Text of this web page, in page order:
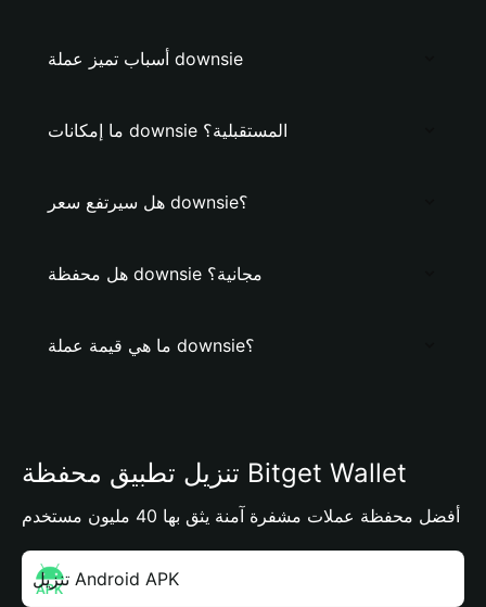
أسباب تميز عملة downsie
ما إمكانات downsie المستقبلية؟
هل سيرتفع سعر downsie؟
هل محفظة downsie مجانية؟
ما هي قيمة عملة downsie؟
تنزيل تطبيق محفظة Bitget Wallet
أفضل محفظة عملات مشفرة آمنة يثق بها 40 مليون مستخدم
تنزيل Android APK